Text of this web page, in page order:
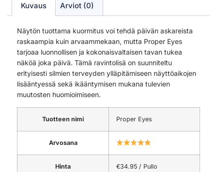
Kuvaus Arviot (0)
Näytön tuottama kuormitus voi tehdä päivän askareista
raskaampia kuin arvaammekaan, mutta Proper Eyes
tarjoaa luonnollisen ja kokonaisvaltaisen tavan tukea
näköä joka päivä. Tämä ravintolisä on suunniteltu
erityisesti silmien terveyden ylläpitämiseen näyttöaikojen
lisääntyessä sekä ikääntymisen mukana tulevien
muutosten huomioimiseen.
Tuotteen nimi Proper Eyes
Arvosana
Hinta €34.95 / Pullo